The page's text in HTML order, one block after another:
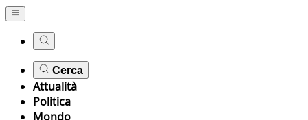
Cerca
Attualità
Politica
Mondo